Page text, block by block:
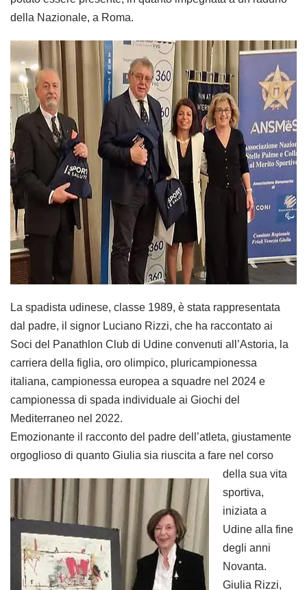
della Nazionale, a Roma.
La spadista udinese, classe 1989, è stata rappresentata
dal padre, il signor Luciano Rizzi, che ha raccontato ai
Soci del Panathlon Club di Udine convenuti all’Astoria, la
carriera della figlia, oro olimpico, pluricampionessa
italiana, campionessa europea a squadre nel 2024 e
campionessa di spada individuale ai Giochi del
Mediterraneo nel 2022.
Emozionante il racconto del padre dell’atleta, giustamente
orgoglioso di quanto Giulia sia riuscita a fare nel corso
della sua vita
sportiva,
iniziata a
Udine alla fine
degli anni
Novanta.
Giulia Rizzi,